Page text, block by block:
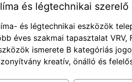
és légtechnikai szerelő
és légtechnikai eszközök
éves szakmai tapasztalat VRV,
ismerete B kategóriás
kreatív, önálló és